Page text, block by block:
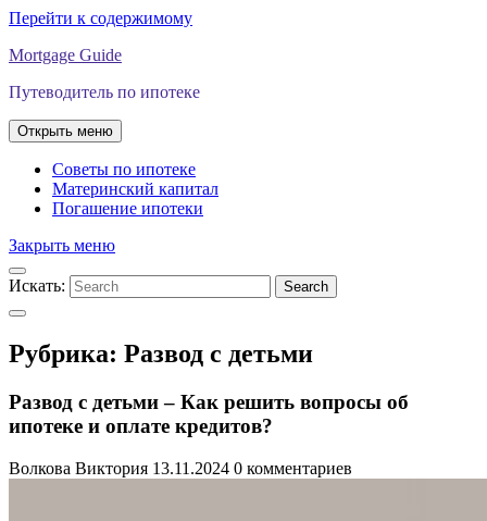
Перейти к содержимому
Mortgage Guide
Путеводитель по ипотеке
Открыть меню
Советы по ипотеке
Материнский капитал
Погашение ипотеки
Закрыть меню
Искать: Search
Рубрика: Развод с детьми
Развод с детьми – Как решить вопросы об
ипотеке и оплате кредитов?
Волкова Виктория 13.11.2024 0 комментариев